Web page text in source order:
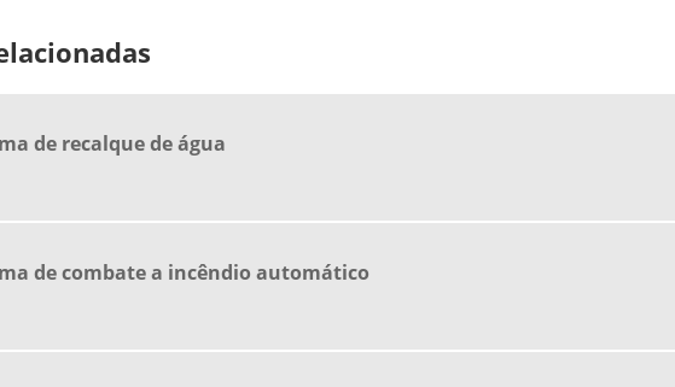
de recalque de água
de combate a incêndio automático